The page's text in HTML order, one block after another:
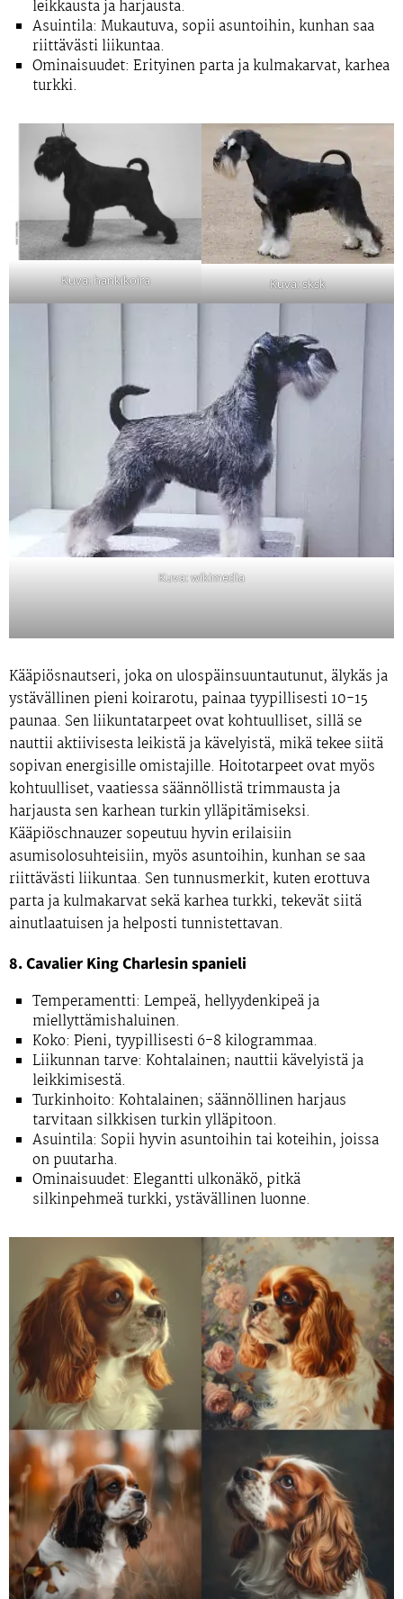
leikkausta ja harjausta.
Asuintila: Mukautuva, sopii asuntoihin, kunhan saa
riittävästi liikuntaa.
Ominaisuudet: Erityinen parta ja kulmakarvat, karhea
turkki.
Kuva: hankikoira Kuva: sksk
Kuva: wikimedia
Kääpiösnautseri, joka on ulospäinsuuntautunut, älykäs ja
ystävällinen pieni koirarotu, painaa tyypillisesti 10-15
paunaa. Sen liikuntatarpeet ovat kohtuulliset, sillä se
nauttii aktiivisesta leikistä ja kävelyistä, mikä tekee siitä
sopivan energisille omistajille. Hoitotarpeet ovat myös
kohtuulliset, vaatiessa säännöllistä trimmausta ja
harjausta sen karhean turkin ylläpitämiseksi.
Kääpiöschnauzer sopeutuu hyvin erilaisiin
asumisolosuhteisiin, myös asuntoihin, kunhan se saa
riittävästi liikuntaa. Sen tunnusmerkit, kuten erottuva
parta ja kulmakarvat sekä karhea turkki, tekevät siitä
ainutlaatuisen ja helposti tunnistettavan.
8. Cavalier King Charlesin spanieli
Temperamentti: Lempeä, hellyydenkipeä ja
miellyttämishaluinen.
Koko: Pieni, tyypillisesti 6-8 kilogrammaa.
Liikunnan tarve: Kohtalainen; nauttii kävelyistä ja
leikkimisestä.
Turkinhoito: Kohtalainen; säännöllinen harjaus
tarvitaan silkkisen turkin ylläpitoon.
Asuintila: Sopii hyvin asuntoihin tai koteihin, joissa
on puutarha.
Ominaisuudet: Elegantti ulkonäkö, pitkä
silkinpehmeä turkki, ystävällinen luonne.